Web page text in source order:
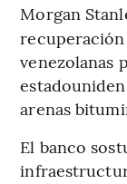
Morgan
venezolanas
arenas
El banco